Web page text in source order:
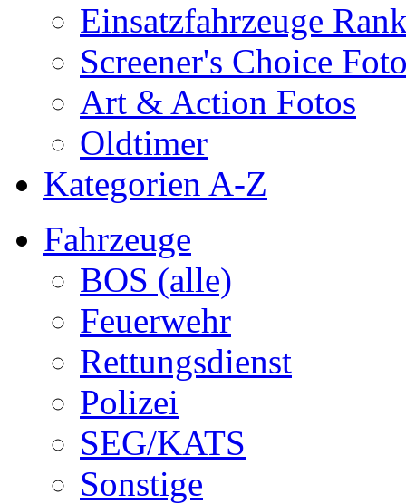
Einsatzfahrzeuge
Screener's Choice
Art & Action Fotos
Oldtimer
Kategorien A-Z
Fahrzeuge
BOS (alle)
Feuerwehr
Rettungsdienst
Polizei
SEG/KATS
Sonstige